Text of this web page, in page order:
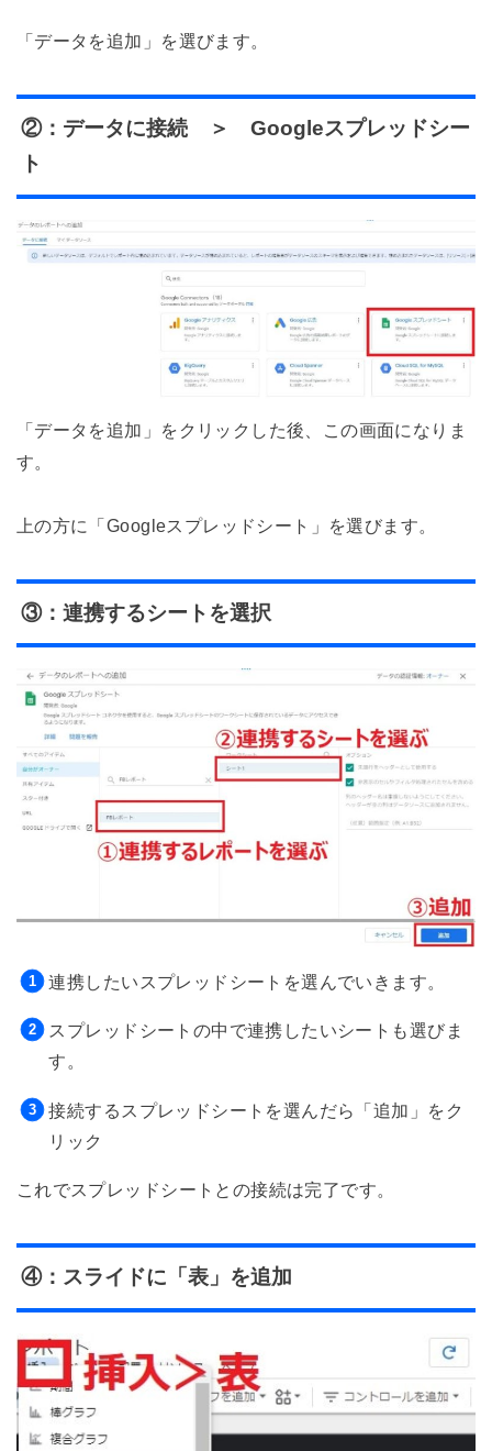
「データを追加」を選びます。
②：データに接続 ＞ Googleスプレッドシー
ト
「データを追加」をクリックした後、この画面になりま
す。
上の方に「Googleスプレッドシート」を選びます。
③：連携するシートを選択
連携したいスプレッドシートを選んでいきます。
スプレッドシートの中で連携したいシートも選びま
す。
接続するスプレッドシートを選んだら「追加」をク
リック
これでスプレッドシートとの接続は完了です。
④：スライドに「表」を追加